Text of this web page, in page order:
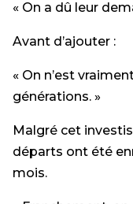
« On a dû leur
Avant d’ajouter :
« On n’est
générations. »
Malgré cet
départs ont été
mois.